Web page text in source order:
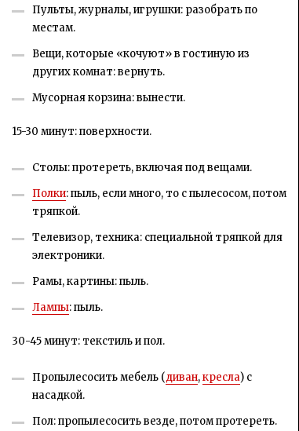
Пульты, журналы, игрушки: разобрать по
местам.
Вещи, которые «кочуют» в гостиную из
других комнат: вернуть.
Мусорная корзина: вынести.
15-30 минут: поверхности.
Столы: протереть, включая под вещами.
Полки: пыль, если много, то с пылесосом, потом
тряпкой.
Телевизор, техника: специальной тряпкой для
электроники.
Рамы, картины: пыль.
Лампы: пыль.
30-45 минут: текстиль и пол.
Пропылесосить мебель (диван,кресла) с
насадкой.
Пол: пропылесосить везде, потом протереть.